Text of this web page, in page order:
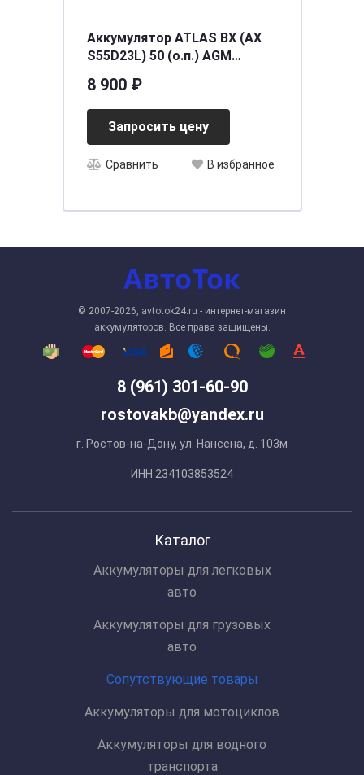
Аккумулятор ATLAS BX (AX
S55D23L) 50 (о.п.) AGM
8 900 ₽
Запросить цену
Сравнить В избранное
8 (961) 301-60-90
rostovakb@yandex.ru
г. Ростов-на-Дону, ул. Нансена, д. 103м
ИНН 234103853524
© 2007-2026, avtotok24.ru - интернет-магазин
аккумуляторов. Все права защищены.
Каталог
Аккумуляторы для легковых
авто
Аккумуляторы для грузовых
авто
Сопутствующие товары
Аккумуляторы для мотоциклов
Аккумуляторы для водного
транспорта